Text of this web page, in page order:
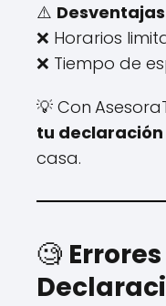
⚠️
❌ Horarios
❌ Tiempo de
💡 Con
tu
casa.
🧐